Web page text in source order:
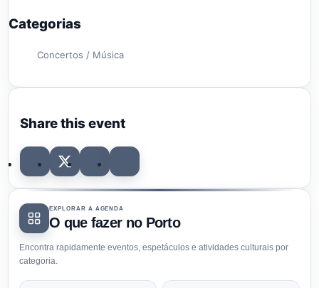
Categorias
Concertos / Música
Share this event
EXPLORAR A AGENDA
O que fazer no Porto
Encontra rapidamente eventos, espetáculos e atividades culturais por
categoria.